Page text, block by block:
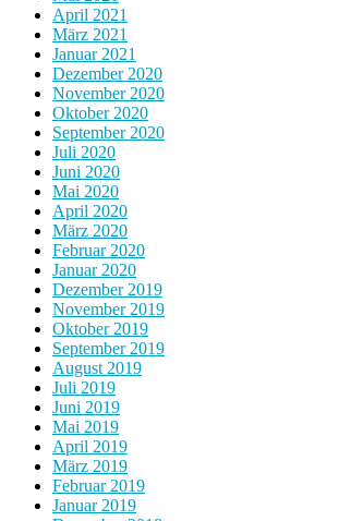
April 2021
März 2021
Januar 2021
Dezember 2020
November 2020
Oktober 2020
September 2020
Juli 2020
Juni 2020
Mai 2020
April 2020
März 2020
Februar 2020
Januar 2020
Dezember 2019
November 2019
Oktober 2019
September 2019
August 2019
Juli 2019
Juni 2019
Mai 2019
April 2019
März 2019
Februar 2019
Januar 2019